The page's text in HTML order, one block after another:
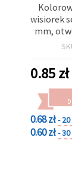
wisiorek
mm,
0.85zł
0.68 zł-
0.60 zł-